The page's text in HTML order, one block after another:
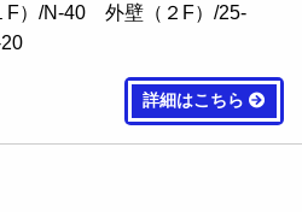
F）/N-40 外壁（２F）/25-
詳細はこちら